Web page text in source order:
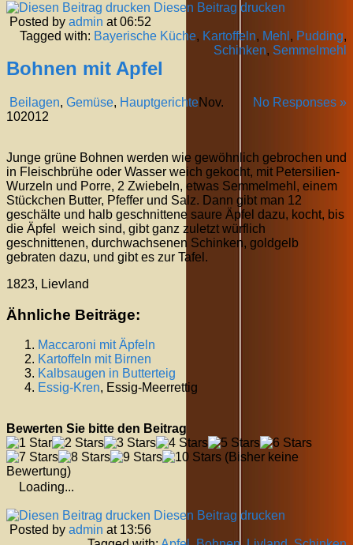
Diesen Beitrag drucken
Posted by admin at 06:52
Tagged with: Bayerische Küche, Kartoffeln, Mehl , Pudding,
Schinken, Semmelmehl
Bohnen mit Apfel
Beilagen, Gemüse, Hauptgerichte No Responses »
Nov.
102012
Junge grüne Bohnen werden wie gewöhnlich gebrochen und
in Fleischbrühe oder Wasser weich gekocht, mit Petersilien-
Wurzeln und Porre, 2 Zwiebeln, etwas Semmelmehl, einem
Stückchen Butter, Pfeffer und Salz. Dann gibt man 12
geschälte und halb geschnittene saure Äpfel dazu, kocht, bis
die Äpfel weich sind, gibt ganz zuletzt würflich
geschnittenen, durchwachsenen Schinken, goldgelb
gebraten dazu, und gibt es zur Tafel.
1823, Lievland
Ähnliche Beiträge:
Maccaroni mit Äpfeln
Kartoffeln mit Birnen
Kalbsaugen in Butterteig
Essig-Kren, Essig-Meerrettig
Bewerten Sie bitte den Beitrag
(Bisher keine
Bewertung)
Loading...
Diesen Beitrag drucken
Posted by admin at 13:56